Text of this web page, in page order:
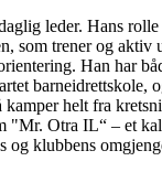
leder. Hans
som trener og aktiv
Han har
barneidrettskole,
kamper helt fra
"Mr. Otra IL“ – et
og klubbens